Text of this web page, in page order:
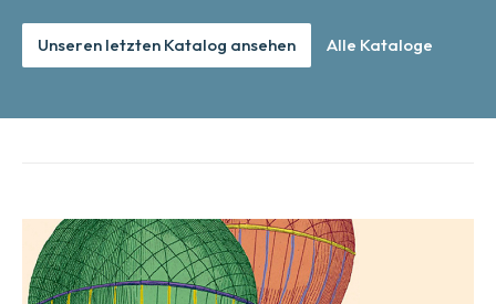
Unseren letzten Katalog ansehen Alle Kataloge